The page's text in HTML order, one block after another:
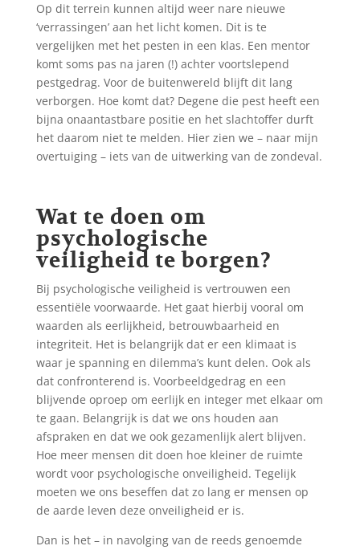
Op dit terrein kunnen altijd weer nare nieuwe
‘verrassingen’ aan het licht komen. Dit is te
vergelijken met het pesten in een klas. Een mentor
komt soms pas na jaren (!) achter voortslepend
pestgedrag. Voor de buitenwereld blijft dit lang
verborgen. Hoe komt dat? Degene die pest heeft een
bijna onaantastbare positie en het slachtoffer durft
het daarom niet te melden. Hier zien we – naar mijn
overtuiging – iets van de uitwerking van de zondeval.
Wat te doen om
psychologische
veiligheid te borgen?
Bij psychologische veiligheid is vertrouwen een
essentiële voorwaarde. Het gaat hierbij vooral om
waarden als eerlijkheid, betrouwbaarheid en
integriteit. Het is belangrijk dat er een klimaat is
waar je spanning en dilemma’s kunt delen. Ook als
dat confronterend is. Voorbeeldgedrag en een
blijvende oproep om eerlijk en integer met elkaar om
te gaan. Belangrijk is dat we ons houden aan
afspraken en dat we ook gezamenlijk alert blijven.
Hoe meer mensen dit doen hoe kleiner de ruimte
wordt voor psychologische onveiligheid. Tegelijk
moeten we ons beseffen dat zo lang er mensen op
de aarde leven deze onveiligheid er is.
Dan is het – in navolging van de reeds genoemde